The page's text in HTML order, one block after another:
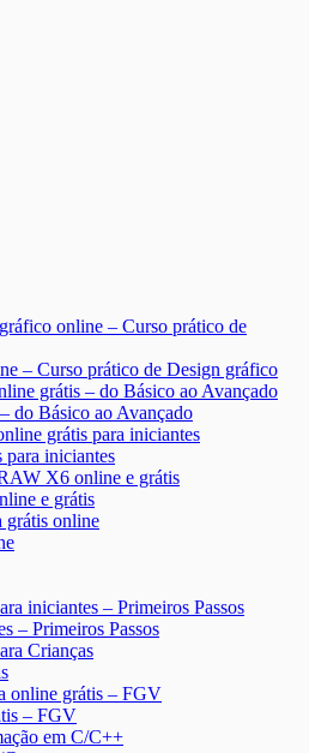
– Curso prático de Design gráfico
do Básico ao Avançado
iniciantes
e grátis
– Primeiros Passos
– FGV